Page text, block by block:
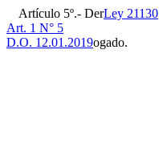
Artículo 5º.- DerLey 21130
Art. 1 N° 5
D.O. 12.01.2019ogado.